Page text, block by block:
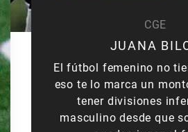
CGE
JUANA
El fútbol femenino no
eso te lo marca un
tener divisiones
masculino desde que